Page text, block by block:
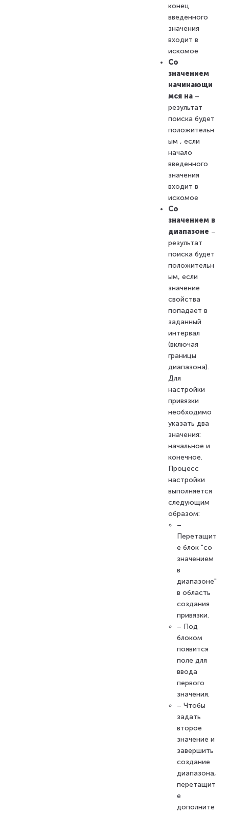
конец
введенного
значения
входит в
искомое
Со
значением
начинающи
мся на–
результат
поиска будет
положительн
ым , если
начало
введенного
значения
входит в
искомое
Со
значением в
диапазоне –
результат
поиска будет
положительн
ым, если
значение
свойства
попадает в
заданный
интервал
(включая
границы
диапазона).
Для
настройки
привязки
необходимо
указать два
значения:
начальное и
конечное.
Процесс
настройки
выполняется
следующим
образом:
–
Перетащит
е блок "со
значением
в
диапазоне"
в область
создания
привязки.
– Под
блоком
появится
поле для
ввода
первого
значения.
– Чтобы
задать
второе
значение и
завершить
создание
диапазона,
перетащит
е
дополните